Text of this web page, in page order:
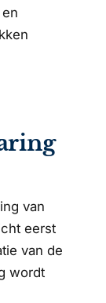
van
eerst
van de
wordt